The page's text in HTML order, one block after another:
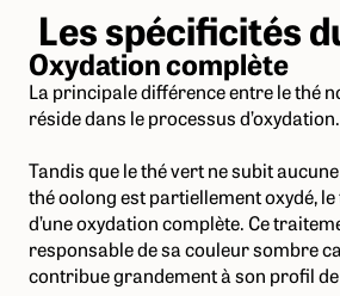
Les spécificités
Oxydation complète
La principale différence entre le thé
réside dans le processus d’oxydation.
Tandis que le thé vert ne subit
thé oolong est partiellement oxydé,
d’une oxydation complète. Ce
responsable de sa couleur sombre
contribue grandement à son profil